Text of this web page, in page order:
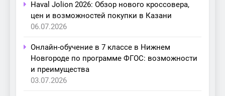
Haval Jolion 2026: Обзор нового кроссовера,
цен и возможностей покупки в Казани
06.07.2026
Онлайн-обучение в 7 классе в Нижнем
Новгороде по программе ФГОС: возможности
и преимущества
03.07.2026